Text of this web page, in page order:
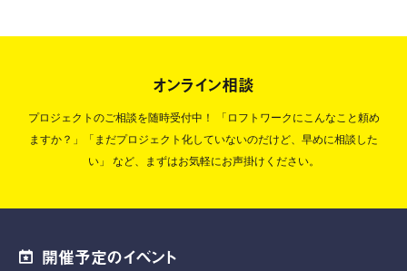
オンライン相談
プロジェクトのご相談を随時受付中！
「ロフトワークにこんなこと頼め
ますか？」「まだプロジェクト化していないのだけど、早めに相談した
い」
など、まずはお気軽にお声掛けください。
開催予定のイベント